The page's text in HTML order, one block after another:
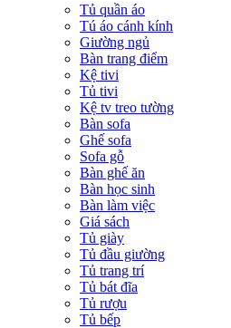
Tủ quần áo
Tú áo cánh kính
Giường ngủ
Bàn trang điểm
Kệ tivi
Tủ tivi
Kệ tv treo tường
Bàn sofa
Ghế sofa
Sofa gỗ
Bàn ghế ăn
Bàn học sinh
Bàn làm việc
Giá sách
Tủ giày
Tủ đầu giường
Tủ trang trí
Tủ bát đĩa
Tủ rượu
Tủ bếp